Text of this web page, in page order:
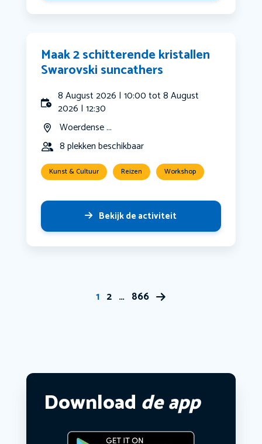
Maak 2 schitterende kristallen
Swarovski suncathers
8 August 2026 | 10:00 tot 8 August
2026 | 12:30
Woerdense ...
8 plekken beschikbaar
Kunst & Cultuur Reizen Workshop
Bekijk de activiteit
1 2 … 866
Download de app